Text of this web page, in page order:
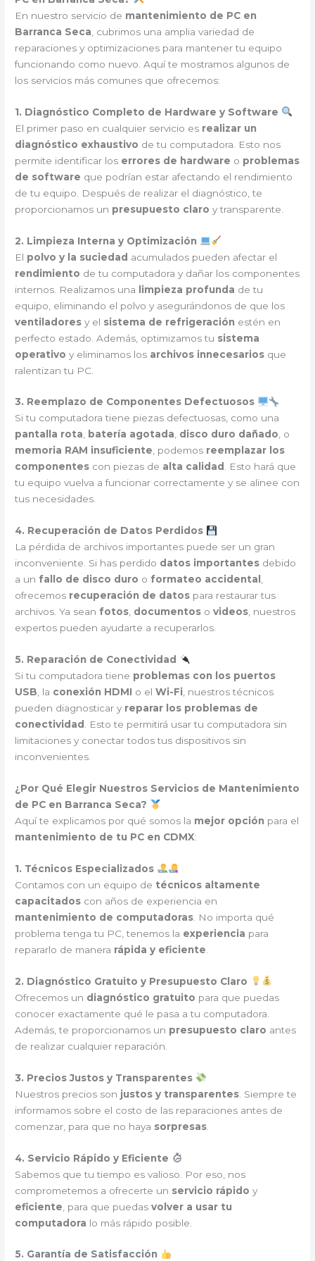
En nuestro servicio de mantenimiento de PC en
Barranca Seca , cubrimos una amplia variedad de
reparaciones y optimizaciones para mantener tu equipo
funcionando como nuevo. Aquí te mostramos algunos de
los servicios más comunes que ofrecemos:
1. Diagnóstico Completo de Hardware y Software
El primer paso en cualquier servicio es realizar un
diagnóstico exhaustivo de tu computadora. Esto nos
permite identificar los errores de hardware o problemas
de software que podrían estar afectando el rendimiento
de tu equipo. Después de realizar el diagnóstico, te
proporcionamos un presupuesto claro y transparente.
2. Limpieza Interna y Optimización
El polvo y la suciedad acumulados pueden afectar el
rendimiento de tu computadora y dañar los componentes
internos. Realizamos una limpieza profunda de tu
equipo, eliminando el polvo y asegurándonos de que los
ventiladores y el sistema de refrigeración estén en
perfecto estado. Además, optimizamos tu sistema
operativo y eliminamos los archivos innecesarios que
ralentizan tu PC.
3. Reemplazo de Componentes Defectuosos
Si tu computadora tiene piezas defectuosas, como una
pantalla rota, batería agotada, disco duro dañado, o
memoria RAM insuficiente, podemos reemplazar los
componentes con piezas de alta calidad . Esto hará que
tu equipo vuelva a funcionar correctamente y se alinee con
tus necesidades.
4. Recuperación de Datos Perdidos
La pérdida de archivos importantes puede ser un gran
inconveniente. Si has perdido datos importantes debido
a un fallo de disco duro o formateo accidental ,
ofrecemos recuperación de datos para restaurar tus
archivos. Ya sean fotos, documentos ovideos, nuestros
expertos pueden ayudarte a recuperarlos.
5. Reparación de Conectividad
Si tu computadora tiene problemas con los puertos
USB , la conexión HDMI o elWi-Fi , nuestros técnicos
pueden diagnosticar y reparar los problemas de
conectividad
. Esto te permitirá usar tu computadora sin
limitaciones y conectar todos tus dispositivos sin
inconvenientes.
¿Por Qué Elegir Nuestros Servicios de Mantenimiento
de PC en Barranca Seca?
Aquí te explicamos por qué somos la mejor opción para el
mantenimiento de tu PC en CDMX:
1. Técnicos Especializados
Contamos con un equipo de técnicos altamente
capacitados con años de experiencia en
mantenimiento de computadoras . No importa qué
problema tenga tu PC, tenemos la experiencia para
repararlo de manera rápida y eficiente
2. Diagnóstico Gratuito y Presupuesto Claro
Ofrecemos un diagnóstico gratuito para que puedas
conocer exactamente qué le pasa a tu computadora.
Además, te proporcionamos un presupuesto claro antes
de realizar cualquier reparación.
3. Precios Justos y Transparentes
Nuestros precios son justos y transparentes . Siempre te
informamos sobre el costo de las reparaciones antes de
comenzar, para que no haya sorpresas
4. Servicio Rápido y Eficiente
Sabemos que tu tiempo es valioso. Por eso, nos
comprometemos a ofrecerte un servicio rápido y
eficiente , para que puedasvolver a usar tu
computadora lo más rápido posible.
5. Garantía de Satisfacción